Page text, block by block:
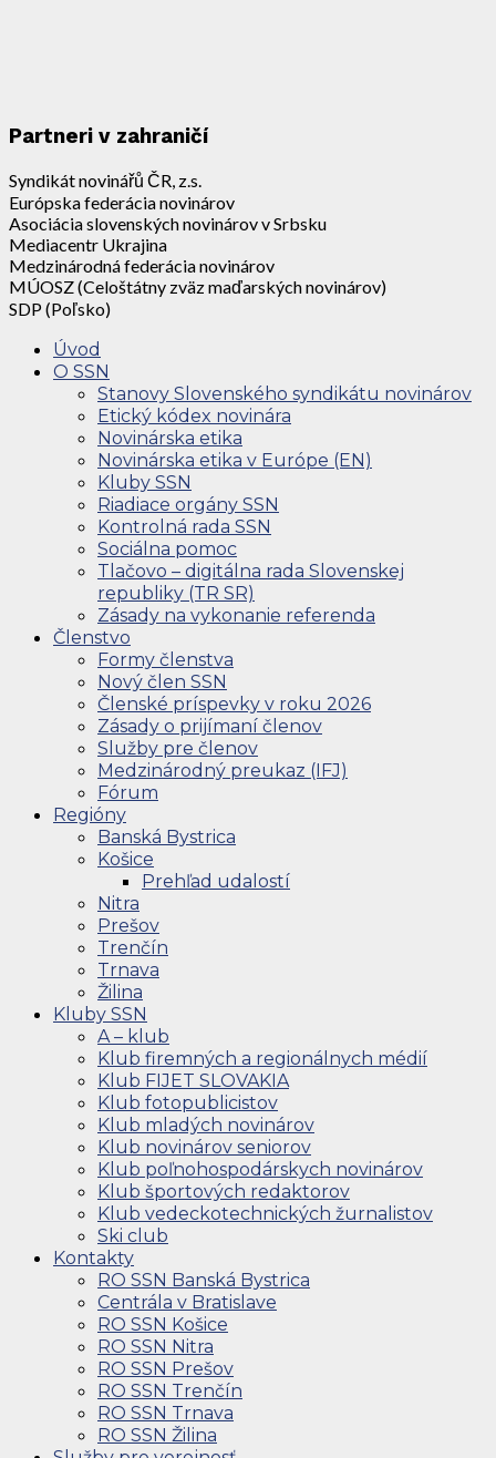
Partneri v zahraničí
Syndikát novinářů ČR, z.s.
Európska federácia novinárov
Asociácia slovenských novinárov v Srbsku
Mediacentr Ukrajina
Medzinárodná federácia novinárov
MÚOSZ (Celoštátny zväz maďarských novinárov)
SDP (Poľsko)
Úvod
O SSN
Stanovy Slovenského syndikátu novinárov
Etický kódex novinára
Novinárska etika
Novinárska etika v Európe (EN)
Kluby SSN
Riadiace orgány SSN
Kontrolná rada SSN
Sociálna pomoc
Tlačovo – digitálna rada Slovenskej
republiky (TR SR)
Zásady na vykonanie referenda
Členstvo
Formy členstva
Nový člen SSN
Členské príspevky v roku 2026
Zásady o prijímaní členov
Služby pre členov
Medzinárodný preukaz (IFJ)
Fórum
Regióny
Banská Bystrica
Košice
Prehľad udalostí
Nitra
Prešov
Trenčín
Trnava
Žilina
Kluby SSN
A – klub
Klub firemných a regionálnych médií
Klub FIJET SLOVAKIA
Klub fotopublicistov
Klub mladých novinárov
Klub novinárov seniorov
Klub poľnohospodárskych novinárov
Klub športových redaktorov
Klub vedeckotechnických žurnalistov
Ski club
Kontakty
RO SSN Banská Bystrica
Centrála v Bratislave
RO SSN Košice
RO SSN Nitra
RO SSN Prešov
RO SSN Trenčín
RO SSN Trnava
RO SSN Žilina